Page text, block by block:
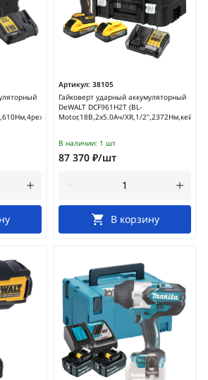
Артикул: 38105
Гайковерт ударный аккумуляторный
DeWALT DCF961H2T (BL-
Motor,18В,2х5.0Ач/XR,1/2",2372Нм,кейс)
В наличии: 1 шт
87 370 ₽/шт
В корзину